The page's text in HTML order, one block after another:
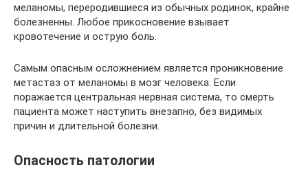
меланомы, переродившиеся из обычных родинок, крайне
болезненны. Любое прикосновение взывает
кровотечение и острую боль.
Самым опасным осложнением является проникновение
метастаз от меланомы в мозг человека. Если
поражается центральная нервная система, то смерть
пациента может наступить внезапно, без видимых
причин и длительной болезни.
Опасность патологии